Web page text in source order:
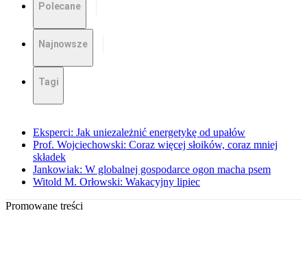
Polecane
Najnowsze
Tagi
Eksperci: Jak uniezależnić energetykę od upałów
Prof. Wojciechowski: Coraz więcej słoików, coraz mniej
składek
Jankowiak: W globalnej gospodarce ogon macha psem
Witold M. Orłowski: Wakacyjny lipiec
Promowane treści